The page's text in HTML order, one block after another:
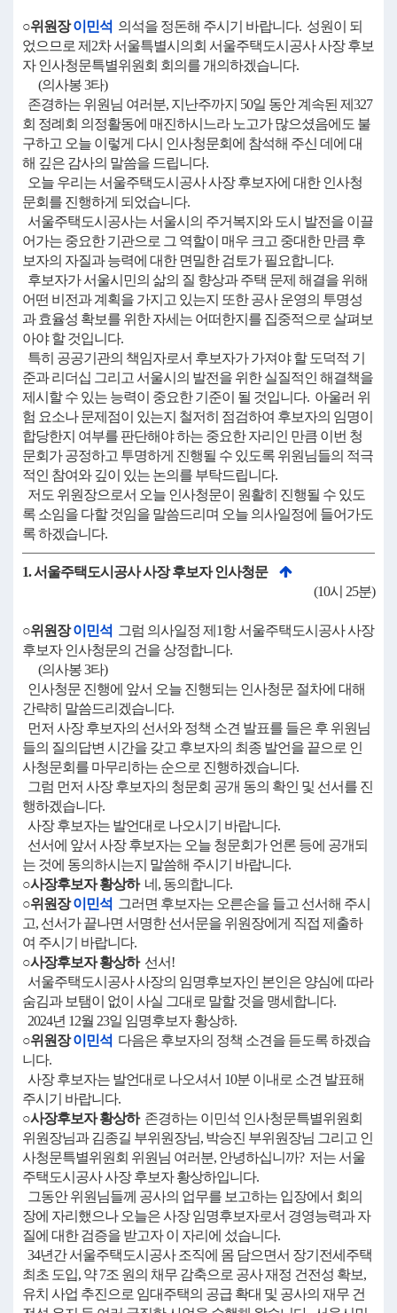
○위원장이민석 의석을 정돈해 주시기 바랍니다. 성원이 되
었으므로 제2차 서울특별시의회 서울주택도시공사 사장 후보
자 인사청문특별위원회 회의를 개의하겠습니다.
(의사봉 3타)
존경하는 위원님 여러분, 지난주까지 50일 동안 계속된 제327
회 정례회 의정활동에 매진하시느라 노고가 많으셨음에도 불
구하고 오늘 이렇게 다시 인사청문회에 참석해 주신 데에 대
해 깊은 감사의 말씀을 드립니다.
오늘 우리는 서울주택도시공사 사장 후보자에 대한 인사청
문회를 진행하게 되었습니다.
서울주택도시공사는 서울시의 주거복지와 도시 발전을 이끌
어가는 중요한 기관으로 그 역할이 매우 크고 중대한 만큼 후
보자의 자질과 능력에 대한 면밀한 검토가 필요합니다.
후보자가 서울시민의 삶의 질 향상과 주택 문제 해결을 위해
어떤 비전과 계획을 가지고 있는지 또한 공사 운영의 투명성
과 효율성 확보를 위한 자세는 어떠한지를 집중적으로 살펴보
아야 할 것입니다.
특히 공공기관의 책임자로서 후보자가 가져야 할 도덕적 기
준과 리더십 그리고 서울시의 발전을 위한 실질적인 해결책을
제시할 수 있는 능력이 중요한 기준이 될 것입니다. 아울러 위
험 요소나 문제점이 있는지 철저히 점검하여 후보자의 임명이
합당한지 여부를 판단해야 하는 중요한 자리인 만큼 이번 청
문회가 공정하고 투명하게 진행될 수 있도록 위원님들의 적극
적인 참여와 깊이 있는 논의를 부탁드립니다.
저도 위원장으로서 오늘 인사청문이 원활히 진행될 수 있도
록 소임을 다할 것임을 말씀드리며 오늘 의사일정에 들어가도
록 하겠습니다.
1. 서울주택도시공사 사장 후보자 인사청문
(10시 25분)
○위원장이민석 그럼 의사일정 제1항 서울주택도시공사 사장
후보자 인사청문의 건을 상정합니다.
(의사봉 3타)
인사청문 진행에 앞서 오늘 진행되는 인사청문 절차에 대해
간략히 말씀드리겠습니다.
먼저 사장 후보자의 선서와 정책 소견 발표를 들은 후 위원님
들의 질의답변 시간을 갖고 후보자의 최종 발언을 끝으로 인
사청문회를 마무리하는 순으로 진행하겠습니다.
그럼 먼저 사장 후보자의 청문회 공개 동의 확인 및 선서를 진
행하겠습니다.
사장 후보자는 발언대로 나오시기 바랍니다.
선서에 앞서 사장 후보자는 오늘 청문회가 언론 등에 공개되
는 것에 동의하시는지 말씀해 주시기 바랍니다.
○사장후보자 황상하네, 동의합니다.
○위원장이민석 그러면 후보자는 오른손을 들고 선서해 주시
고, 선서가 끝나면 서명한 선서문을 위원장에게 직접 제출하
여 주시기 바랍니다.
○사장후보자 황상하선서!
서울주택도시공사 사장의 임명후보자인 본인은 양심에 따라
숨김과 보탬이 없이 사실 그대로 말할 것을 맹세합니다.
2024년 12월 23일 임명후보자 황상하.
○위원장이민석 다음은 후보자의 정책 소견을 듣도록 하겠습
니다.
사장 후보자는 발언대로 나오셔서 10분 이내로 소견 발표해
주시기 바랍니다.
○사장후보자 황상하존경하는 이민석 인사청문특별위원회
위원장님과 김종길 부위원장님, 박승진 부위원장님 그리고 인
사청문특별위원회 위원님 여러분, 안녕하십니까? 저는 서울
주택도시공사 사장 후보자 황상하입니다.
그동안 위원님들께 공사의 업무를 보고하는 입장에서 회의
장에 자리했으나 오늘은 사장 임명후보자로서 경영능력과 자
질에 대한 검증을 받고자 이 자리에 섰습니다.
34년간 서울주택도시공사 조직에 몸 담으면서 장기전세주택
최초 도입, 약 7조 원의 채무 감축으로 공사 재정 건전성 확보,
유치 사업 추진으로 임대주택의 공급 확대 및 공사의 재무 건